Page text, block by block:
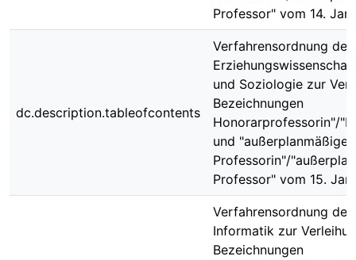
Professor" vom 14.
dc.description.tableofcontents
Verfahrensordnung
und Soziologie zur
Bezeichnungen
Honorarprofessorin"/
und "außerplanmäßige
Professorin"/
Professor" vom 15.
Verfahrensordnung
Informatik zur
Bezeichnungen